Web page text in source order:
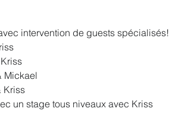
intervention de guests spécialisés!
Mickael
Kriss
un stage tous niveaux avec Kriss